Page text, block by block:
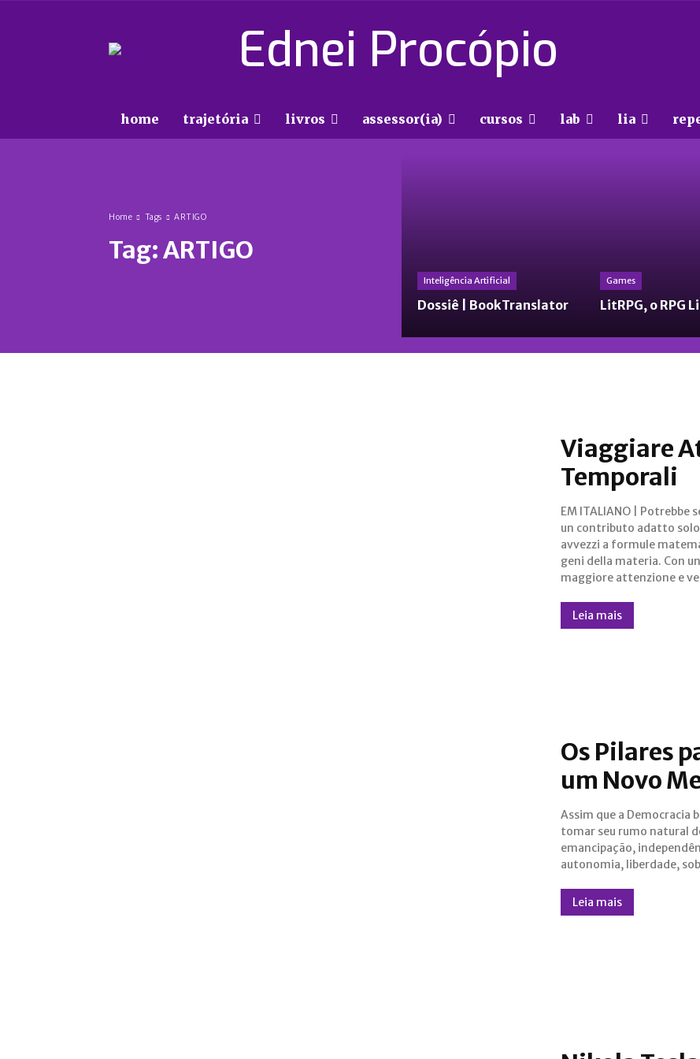
Ednei Procópio
home trajetória livros assessor(ia) cursos lab lia
Home Tags ARTIGO
Tag:ARTIGO
Inteligência Artificial
Dossiê | BookTranslator
Games
LitRPG, o RPG
Viaggiare
Temporali
EM ITALIANO | Potrebbe
un contributo adatto solo
avvezzi a formule
geni della materia. Con
maggiore attenzione e
ampie però, ognuno
appieno di una serie di
affascinanti che abbiamo
di introdurre. Siamo pronti per
Leia mais
Os Pilares
um Novo
Assim que a Democracia
tomar seu rumo natural
emancipação,
autonomia, liberdade,
autogoverno e
veremos o Mercado
entrar em uma nova fase no
Leia mais